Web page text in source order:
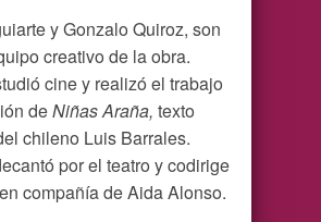
y Gonzalo Quiroz, son
creativo de la obra.
cine y realizó el trabajo
deNiñas Araña, texto
chileno Luis Barrales.
por el teatro y codirige
compañía de Aida Alonso.